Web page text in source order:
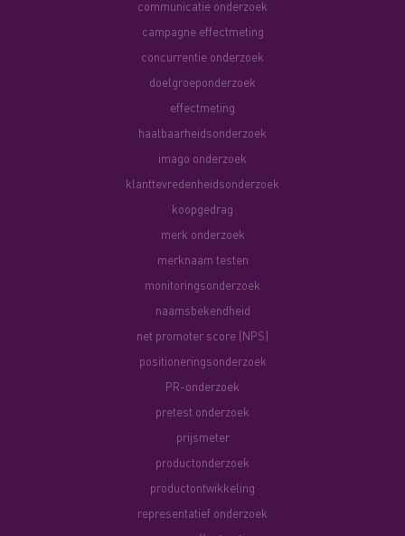
communicatie onderzoek
campagne effectmeting
concurrentie onderzoek
doelgroeponderzoek
effectmeting
haalbaarheidsonderzoek
imago onderzoek
klanttevredenheidsonderzoek
koopgedrag
merk onderzoek
merknaam testen
monitoringsonderzoek
naamsbekendheid
net promoter score (NPS)
positioneringsonderzoek
PR-onderzoek
pretest onderzoek
prijsmeter
productonderzoek
productontwikkeling
representatief onderzoek